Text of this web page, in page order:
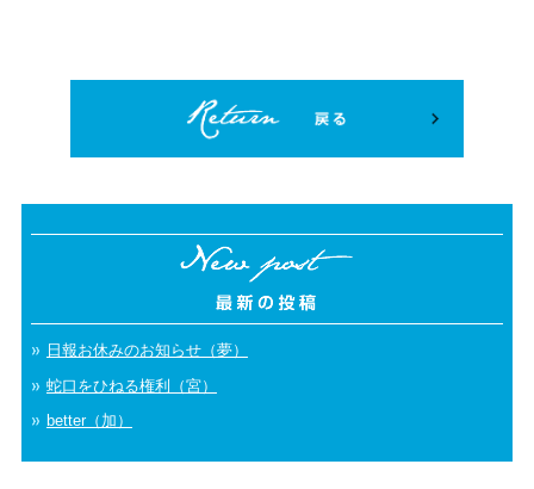
日報お休みのお知らせ（夢）
蛇口をひねる権利（宮）
better（加）